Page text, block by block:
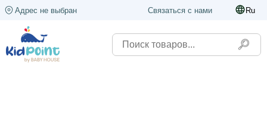
Адрес не выбран Связаться с нами Ru